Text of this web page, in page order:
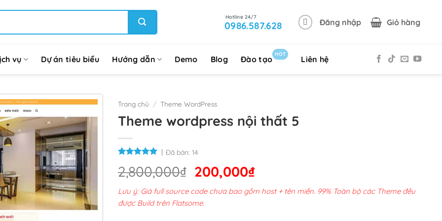
0986.587.628 Đăng nhập Giỏ hàng
vụ Dự án tiêu biểu Hướng dẫn Demo Blog Đào tạo
HOT
Liên hệ
Trang chủ / Theme WordPress
Theme wordpress nội thất 5
Đã bán: 14
2,800,000₫ Giá
gốc
là:
200,000₫Giá
hiện
tại
Lưu ý: Giá full source code chưa bao gồm host + tên miền. 99% Toàn bộ các Theme đều
được Build trên Flatsome.